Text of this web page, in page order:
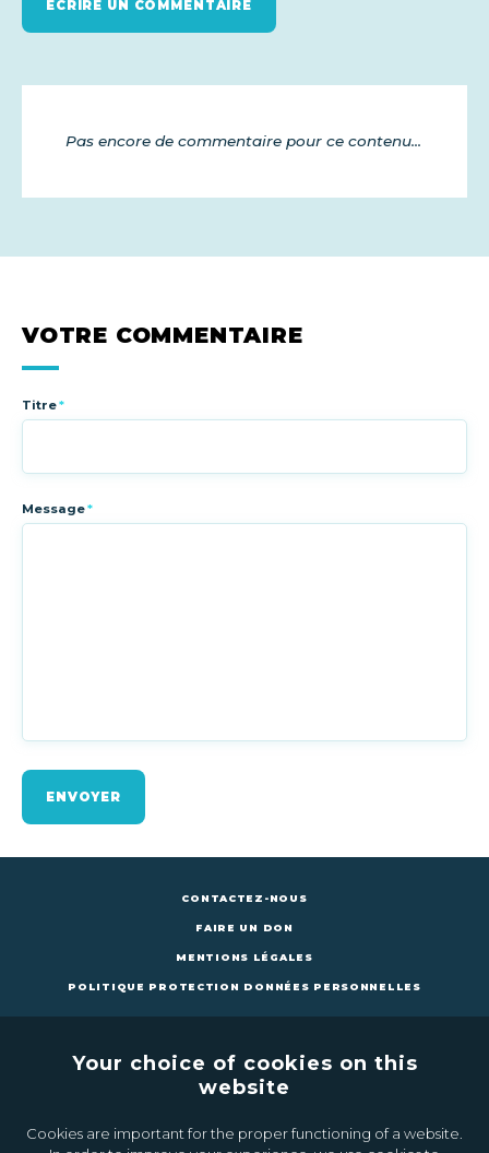
ÉCRIRE UN COMMENTAIRE
Pas encore de commentaire pour ce contenu...
VOTRE COMMENTAIRE
Titre*
Message*
ENVOYER
CONTACTEZ-NOUS
FAIRE UN DON
MENTIONS LÉGALES
POLITIQUE PROTECTION DONNÉES PERSONNELLES
CONTACTEZ-NOUS FAIRE UN DON
Your choice of cookies on this
website
Cookies are important for the proper functioning of a website.